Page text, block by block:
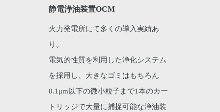
静電浄油装置OCM
火力発電所にて多くの導入実績あ
り。
電気的性質を利用した浄化システム
を採用し、大きなゴミはもちろん
0.1μm以下の微小粒子まで1本のカー
トリッジで大量に捕捉可能な浄油装